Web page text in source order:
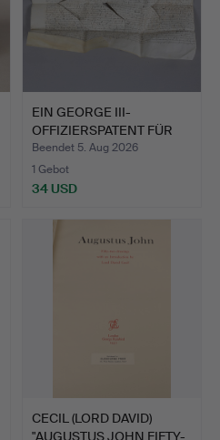
EIN GEORGE III-
OFFIZIERSPATENT FÜR
CAPTAIN…
Beendet 5. Aug 2026
1 Gebot
34 USD
CECIL (LORD DAVID)
"AUGUSTUS JOHN FIFTY-